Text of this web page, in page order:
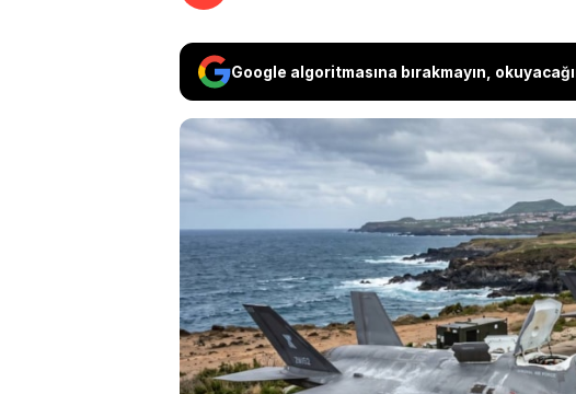
Google algoritmasına bırakmayın,
İngiltere'ye teslim
savaş uçakları havada
zorunda kaldı. Başka
uçakla ilgili kafalarda